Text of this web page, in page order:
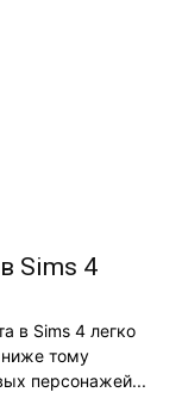
Sims 4
в Sims 4 легко
ниже тому
персонажей...